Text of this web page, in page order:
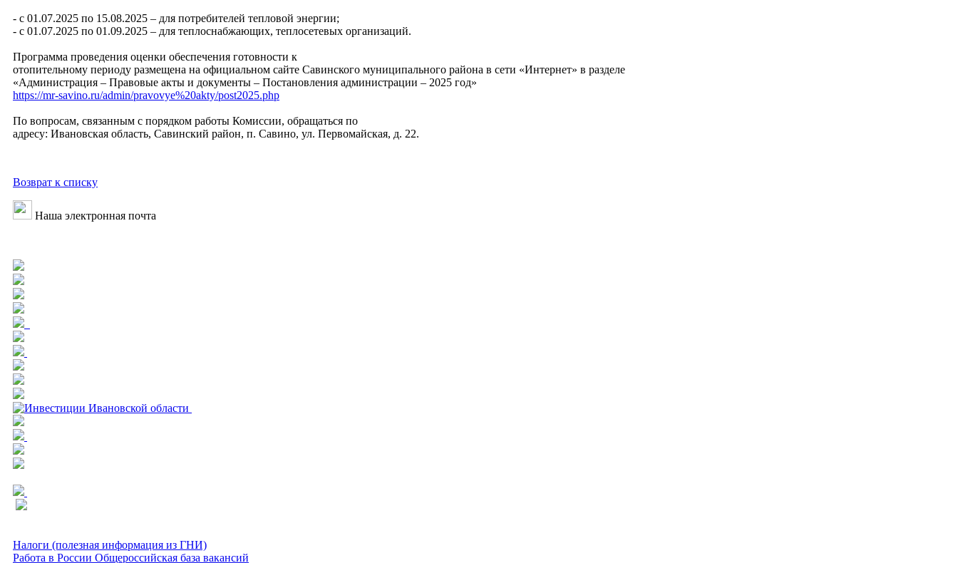
- с 01.07.2025 по 15.08.2025 – для потребителей тепловой энергии;
- с 01.07.2025 по 01.09.2025 – для теплоснабжающих, теплосетевых организаций.
Программа проведения оценки обеспечения готовности к
отопительному периоду размещена на официальном сайте Савинского муниципального района в сети «Интернет» в разделе
«Администрация – Правовые акты и документы – Постановления администрации – 2025 год»
https://mr-savino.ru/admin/pravovye%20akty/post2025.php
По вопросам, связанным с порядком работы Комиссии, обращаться по
адресу: Ивановская область, Савинский район, п. Савино, ул. Первомайская, д. 22.
Возврат к списку
Наша электронная почта
Налоги (полезная информация из ГНИ)
Работа в России Общероссийская база вакансий